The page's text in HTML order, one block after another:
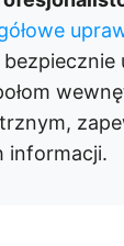
informacji.